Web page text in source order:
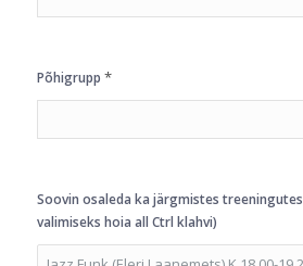
Põhigrupp *
Soovin osaleda ka järgmistes
valimiseks hoia all Ctrl klahvi)